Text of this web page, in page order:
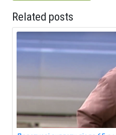
Related posts